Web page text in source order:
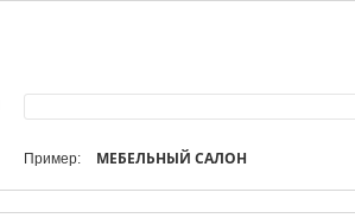
Пример: МЕБЕЛЬНЫЙ САЛОН